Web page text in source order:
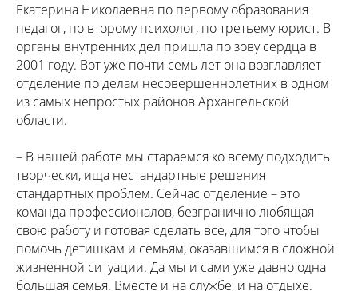
Екатерина Николаевна по первому образования
педагог, по второму психолог, по третьему юрист. В
органы внутренних дел пришла по зову сердца в
2001 году. Вот уже почти семь лет она возглавляет
отделение по делам несовершеннолетних в одном
из самых непростых районов Архангельской
области.
– В нашей работе мы стараемся ко всему подходить
творчески, ища нестандартные решения
стандартных проблем. Сейчас отделение – это
команда профессионалов, безгранично любящая
свою работу и готовая сделать все, для того чтобы
помочь детишкам и семьям, оказавшимся в сложной
жизненной ситуации. Да мы и сами уже давно одна
большая семья. Вместе и на службе, и на отдыхе.